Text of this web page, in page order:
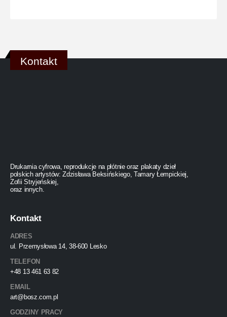
Kontakt
Drukarnia cyfrowa, reprodukcje na płótnie oraz plakaty dzieł
polskich artystów: Zdzisława Beksińskiego, Tamary Łempickiej,
Zofii Stryjeńskiej,
oraz innych.
Kontakt
ADRES
ul. Przemysłowa 14, 38-600 Lesko
TELEFON
+48 13 461 63 82
EMAIL
art@bosz.com.pl
GODZINY PRACY